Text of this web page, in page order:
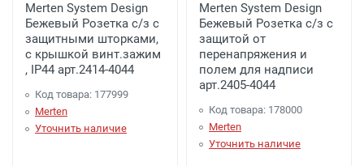
Merten System Design
Бежевый Розетка с/з с
защитными шторками,
с крышкой винт.зажим
, IP44 арт.2414-4044
Код товара: 177999
Merten
Уточнить наличие
Merten System Design
Бежевый Розетка с/з с
защитой от
перенапряжения и
полем для надписи
арт.2405-4044
Код товара: 178000
Merten
Уточнить наличие